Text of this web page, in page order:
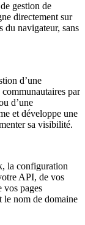
gestion de
directement sur
du navigateur, sans
d’une
par
d’une
et développe une
sa visibilité.
la configuration
API, de vos
vos pages
le nom de domaine